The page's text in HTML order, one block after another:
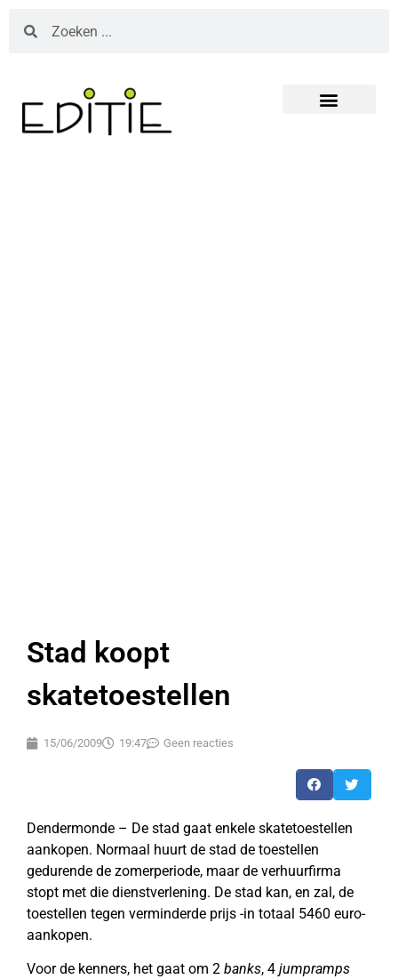
Stad koopt
skatetoestellen
15/06/2009 19:47 Geen reacties
Dendermonde – De stad gaat enkele skatetoestellen
aankopen. Normaal huurt de stad de toestellen
gedurende de zomerperiode, maar de verhuurfirma
stopt met die dienstverlening. De stad kan, en zal, de
toestellen tegen verminderde prijs -in totaal 5460 euro-
aankopen.
Voor de kenners, het gaat om 2 banks, 4 jumpramps